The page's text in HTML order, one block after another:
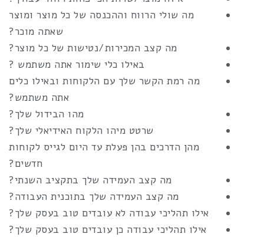
מה שולי הרווח וההכנסה של כל מוצר ומוצר
שאתה מוכר?
מה קצב המכירות/נטישות של כל מוצר?
באילו כלי שימור אתה משתמש ?
מה רמת הקשר שלך עם הלקוחות ובאילו כלים
אתה משתמש?
מהו הבידול שלך?
שרטט מיהו הלקוח האידיאלי שלך?
מהן הדרכים בהן פעלת עד היום לגייס לקוחות
חדשים?
מה קצב העמידה שלך בתקציב השנתי?
מה קצב העמידה שלך בתוכנית העבודה?
אילו תהליכי עבודה לא עובדים טוב בעסק שלך?
אילו תהליכי עבודה כן עובדים טוב בעסק שלך?